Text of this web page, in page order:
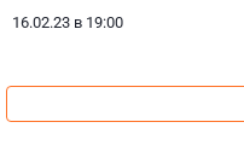
16.02.23 в 19:00